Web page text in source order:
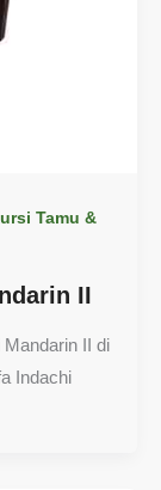
Tamu &
II
II di
Indachi